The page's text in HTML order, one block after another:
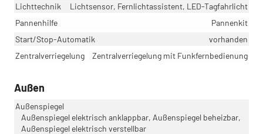
Lichttechnik
Lichtsensor, Fernlichtassistent, LED-Tagfahrlicht
Pannenhilfe
Pannenkit
Start/Stop-Automatik
vorhanden
Zentralverriegelung
Zentralverriegelung mit Funkfernbedienung
Außen
Außenspiegel
Außenspiegel elektrisch anklappbar, Außenspiegel beheizbar,
Außenspiegel elektrisch verstellbar